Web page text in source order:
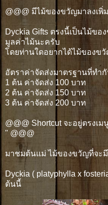
@@@ มีไม้ของขวัญมาลงเพิ่
Dyckia Gifts ตรงนี้เป็นไม้ข
มูลค่าไม้นะครับ
โดยท่านใดอยากได้ไม้ของข
อัตราค่าจัดส่งมาตรฐานที่ทำ
1 ต้น ค่าจัดส่ง 100 บาท
2 ต้น ค่าจัดส่ง 150 บาท
3 ต้น ค่าจัดส่ง 200 บาท
@@@ Shortcut จะอยู่ตรง
" @@@
มาชมต้นแม่ ไม้ของขวัญที่จะ
Dyckia ( platyphylla x
ต้นนี้